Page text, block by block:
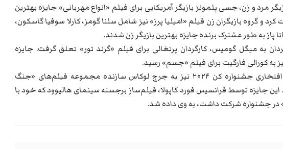
مرد و زن، جسی پلمونز بازیگر آمریکایی برای فیلم «انواع مهربانی» جایزه بهترین
کرد و گروه بازیگران زن فیلم «امیلیا پرز» نیز شامل سلنا گومز، کارلا سوفیا گاسکون،
پاز به طور مشترک برنده جایزه بهترین بازیگر زن شدند.
به میگل گومیس، کارگردان پرتغالی برای فیلم «گرند تور» تعلق گرفت. جایزه
به کورالی فارگیت برای فیلم «جسم» رسید.
جایزه نخل طلای افتخاری جشنواره کن ۲۰۲۴ نیز به جرج لوکاس سازنده مجموعه فیلم‌های «جنگ
جایزه توسط فرانسیس فورد کاپولا، فیلم‌ساز برجسته سینمای هالیوود که خود با
در جشنواره شرکت داشت، به وی داده شد.